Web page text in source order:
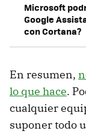
Microsoft
Google
con Cortana?
En resumen,
lo que hace.
cualquier
suponer todo